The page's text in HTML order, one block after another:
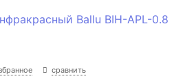
сравнить